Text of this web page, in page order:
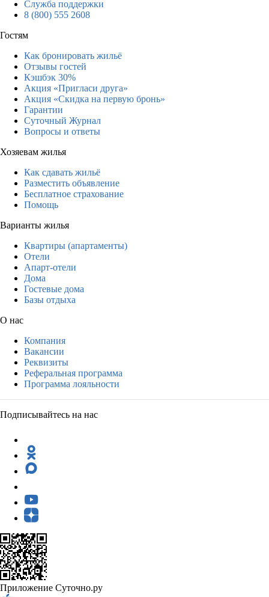
Служба поддержки
8 (800) 555 2608
Гостям
Как бронировать жильё
Отзывы гостей
Кэшбэк 30%
Акция «Пригласи друга»
Акция «Скидка на первую бронь»
Гарантии
Суточный Журнал
Вопросы и ответы
Хозяевам жилья
Как сдавать жильё
Разместить объявление
Бесплатное страхование
Помощь
Варианты жилья
Квартиры (апартаменты)
Отели
Апарт-отели
Дома
Гостевые дома
Базы отдыха
О нас
Компания
Вакансии
Реквизиты
Реферальная программа
Программа лояльности
Подписывайтесь на нас
Приложение Суточно.ру